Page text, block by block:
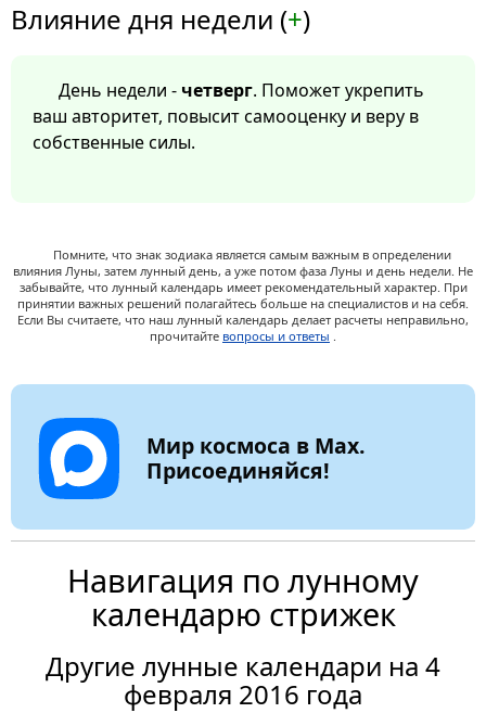
Влияние дня недели (+)
День недели - четверг. Поможет укрепить
ваш авторитет, повысит самооценку и веру в
собственные силы.
Помните, что знак зодиака является самым важным в определении
влияния Луны, затем лунный день, а уже потом фаза Луны и день недели. Не
забывайте, что лунный календарь имеет рекомендательный характер. При
принятии важных решений полагайтесь больше на специалистов и на себя.
Если Вы считаете, что наш лунный календарь делает расчеты неправильно,
прочитайте вопросы и ответы .
Мир космоса в Max.
Присоединяйся!
Навигация по лунному
календарю стрижек
Другие лунные календари на 4
февраля 2016 года